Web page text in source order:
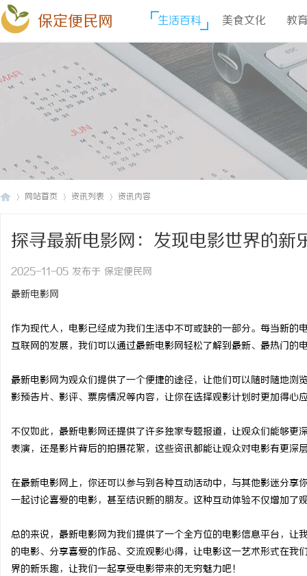
保定便民网 生活百科 美食文化 教
网站首页 资讯列表 资讯内容
探寻最新电影网：发现电影世界的新
2025-11-05 发布于 保定便民网
最新电影网
作为现代人，电影已经成为我们生活中不可或缺的一部分。每当新
互联网的发展，我们可以通过最新电影网轻松了解到最新、最热门的
最新电影网为观众们提供了一个便捷的途径，让他们可以随时随地
影预告片、影评、票房情况等内容，让你在选择观影计划时更加得心
不仅如此，最新电影网还提供了许多独家专题报道，让观众们能够
表演，还是影片背后的拍摄花絮，这些资讯都能让观众对电影有更深
在最新电影网上，你还可以参与到各种互动活动中，与其他影迷分
一起讨论喜爱的电影，甚至结识新的朋友。这种互动体验不仅增加了
总的来说，最新电影网为我们提供了一个全方位的电影信息平台，
的电影、分享喜爱的作品、交流观影心得，让电影这一艺术形式在
界的新乐趣，让我们一起享受电影带来的无穷魅力吧！